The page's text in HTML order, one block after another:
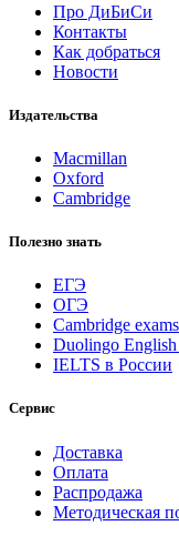
Про ДиБиСи
Контакты
Как добраться
Новости
Издательства
Macmillan
Oxford
Cambridge
Полезно знать
ЕГЭ
ОГЭ
Cambridge exams
Duolingo English
IELTS в России
Сервис
Доставка
Оплата
Распродажа
Методическая